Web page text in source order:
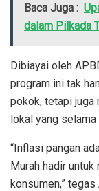
Baca Juga :
dalam Pilkada
Dibiayai oleh
program ini tak
pokok, tetapi juga
lokal yang
“Inflasi pangan
Murah hadir
konsumen,”